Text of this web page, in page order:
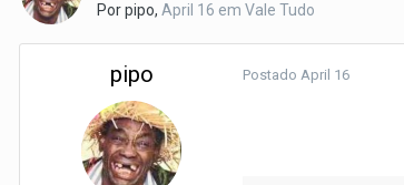
Porpipo, April 16 em Vale Tudo
pipo Postado April 16